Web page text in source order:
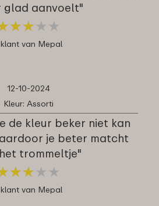
glad aanvoelt"
★★ ★ ★
★★ ★ ★
klant van Mepal
12-10-2024
Kleur: Assorti
de kleur beker niet kan
je beter matcht
trommeltje"
★★ ★ ★
★★ ★ ★
klant van Mepal